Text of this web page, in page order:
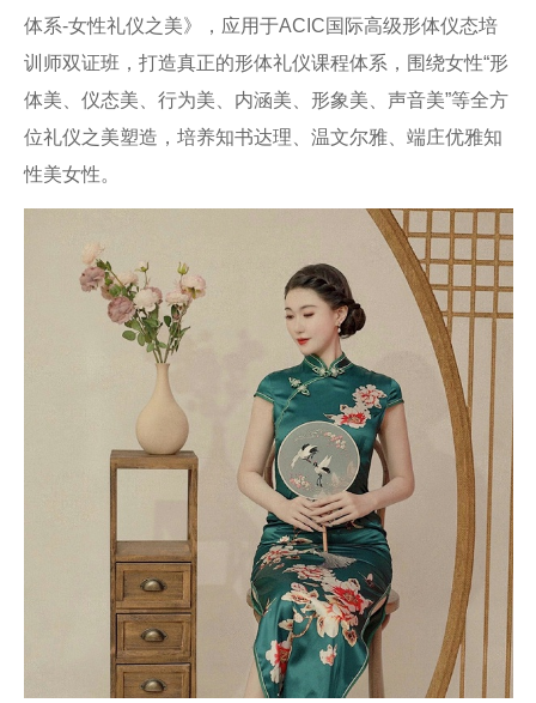
体系-女性礼仪之美》，应用于ACIC国际高级形体仪态培
训师双证班，打造真正的形体礼仪课程体系，围绕女性“形
体美、仪态美、行为美、内涵美、形象美、声音美”等全方
位礼仪之美塑造，培养知书达理、温文尔雅、端庄优雅知
性美女性。